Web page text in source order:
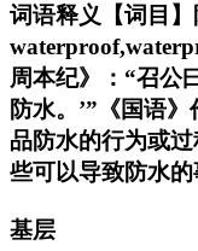
词语释义【词目】
周本纪》：“召公
防水。’”《国语
品防水的行为或
些可以导致防水的
基层